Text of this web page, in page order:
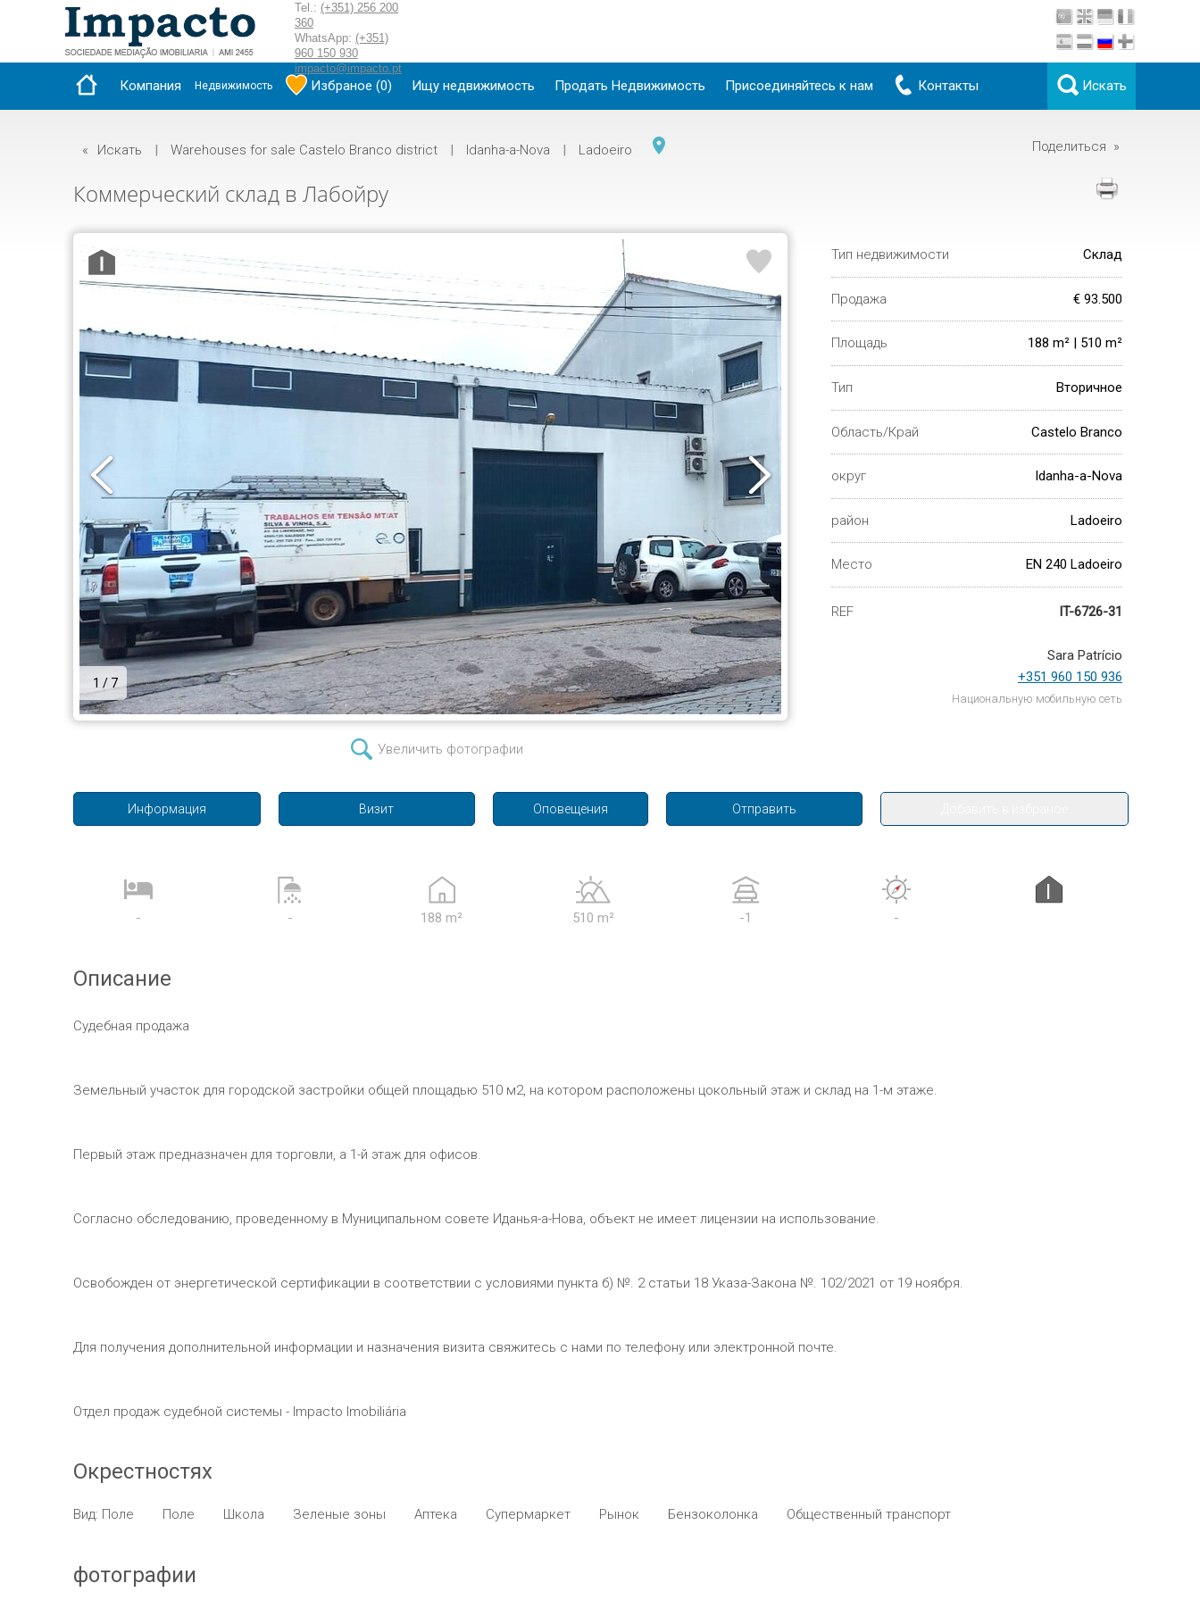
Tel.: (+351) 256 200
360
WhatsApp: (+351)
960 150 930
impacto@impacto.pt
Компания Недвижимость Избраное (0) Ищу недвижимость Продать Недвижимость Присоединяйтесь к нам Контакты Искать
Поделиться »
« Искать | Warehouses for sale Castelo Branco district | Idanha-a-Nova | Ladoeiro
Коммерческий склад в Лабойру
1 / 7
Увеличить фотографии
Тип недвижимости Склад
Продажа € 93.500
Площадь 188 m² | 510 m²
Тип Вторичное
Область/Край Castelo Branco
округ Idanha-a-Nova
район Ladoeiro
Место EN 240 Ladoeiro
REF IT-6726-31
Sara Patrício
+351 960 150 936
Национальную мобильную сеть
Информация Визит Оповещения Отправить
- - 188 m² 510 m² -1 -
I
Описание
Судебная продажа
Земельный участок для городской застройки общей площадью 510 м2, на котором расположены цокольный этаж и склад на 1-м этаже.
Первый этаж предназначен для торговли, а 1-й этаж для офисов.
Согласно обследованию, проведенному в Муниципальном совете Иданья-а-Нова, объект не имеет лицензии на использование.
Освобожден от энергетической сертификации в соответствии с условиями пункта б) №. 2 статьи 18 Указа-Закона №. 102/2021 от 19 ноября.
Для получения дополнительной информации и назначения визита свяжитесь с нами по телефону или электронной почте.
Отдел продаж судебной системы - Impacto Imobiliária
Окрестностях
Вид: Поле Поле Школа Зеленые зоны Аптека Супермаркет Рынок Бензоколонка Общественный транспорт
фотографии